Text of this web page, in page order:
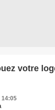
votre
14:05